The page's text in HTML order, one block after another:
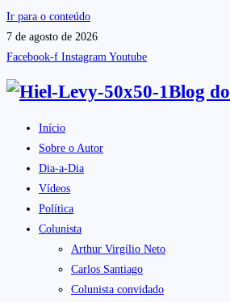
Ir para o conteúdo
7 de agosto de 2026
Facebook-f Instagram Youtube
Blog do
Início
Sobre o Autor
Dia-a-Dia
Vídeos
Política
Colunista
Arthur Virgílio Neto
Carlos Santiago
Colunista convidado